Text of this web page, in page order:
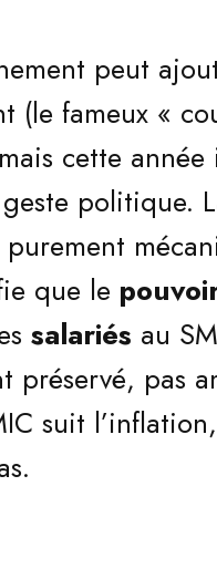
peut
(le fameux «
cette année
politique.
purement
que le
salariés au
préservé, pas
suit